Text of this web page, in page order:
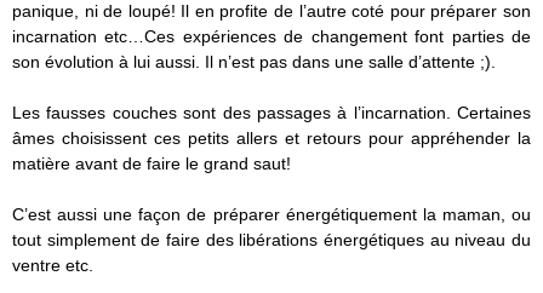
panique, ni de loupé! Il en profite de l’autre coté pour préparer son
incarnation etc…Ces expériences de changement font parties de
son évolution à lui aussi. Il n’est pas dans une salle d’attente ;).
Les fausses couches sont des passages à l’incarnation. Certaines
âmes choisissent ces petits allers et retours pour appréhender la
matière avant de faire le grand saut!
C’est aussi une façon de préparer énergétiquement la maman, ou
tout simplement de faire des libérations énergétiques au niveau du
ventre etc.